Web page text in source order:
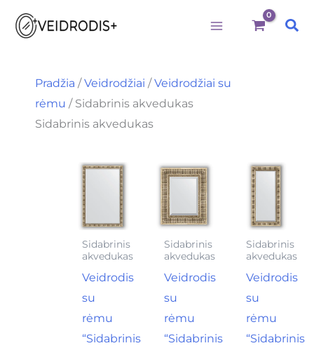
Pereiti
prie
i
n
a
k
e
š
Pradžia /Veidrodžiai /Veidrodžiai su
rėmu / Sidabrinis akvedukas
Sidabrinis akvedukas
Sidabrinis
akvedukas
Veidrodis
su
rėmu
“Sidabrinis
Sidabrinis
akvedukas
Veidrodis
su
rėmu
“Sidabrinis
Sidabrinis
akvedukas
Veidrodis
su
rėmu
“Sidabrinis